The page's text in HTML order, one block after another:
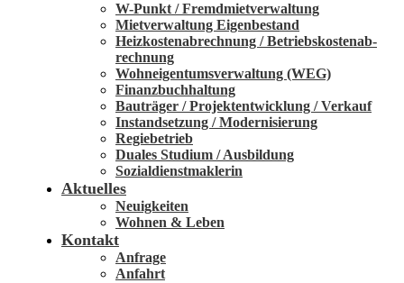
W-Punkt / Fremd­­miet­­ver­wal­tung
Miet­ver­waltung Eigen­be­stand
Heiz­kosten­ab­rechnung / Be­triebs­kosten­ab­
rechnung
Wohn­eigen­tums­ver­waltung (WEG)
Finanz­buch­haltung
Bau­­träger / Pro­­jekt­­ent­­wick­lung / Ver­­kauf
In­stand­setzung / Moder­ni­sie­rung
Regie­betrieb
Duales Studium / Aus­bildung
Sozial­dienst­­maklerin
Aktuelles
Neuigkeiten
Wohnen & Leben
Kontakt
Anfrage
Anfahrt